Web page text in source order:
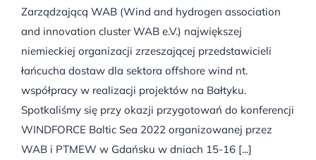
Zarządzającą WAB (Wind and hydrogen association
and innovation cluster WAB e.V.) największej
niemieckiej organizacji zrzeszającej przedstawicieli
łańcucha dostaw dla sektora offshore wind nt.
współpracy w realizacji projektów na Bałtyku.
Spotkaliśmy się przy okazji przygotowań do konferencji
WINDFORCE Baltic Sea 2022 organizowanej przez
WAB i PTMEW w Gdańsku w dniach 15-16 [...]